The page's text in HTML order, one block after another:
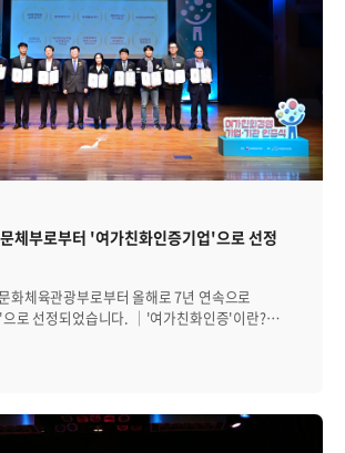
체부로부터 '여가친화인증기업'으로 선정
화체육관광부로부터 올해로 7년 연속으로
었습니다. │'여가친화인증'이란?
근로자의 일과 여가의 균형을 보장하고, 다양한
넘어서 조직 문화 전반에 영향을 미치고 있습니다.